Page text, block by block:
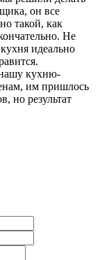
он все
такой, как
Не
идеально
кухню-
им пришлось
но результат